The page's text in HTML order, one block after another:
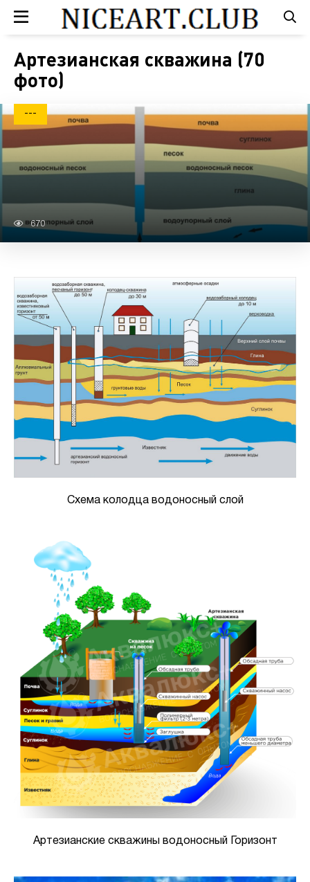
Артезианская скважина (70
фото)
---
670
Схема колодца водоносный слой
Артезианские скважины водоносный Горизонт